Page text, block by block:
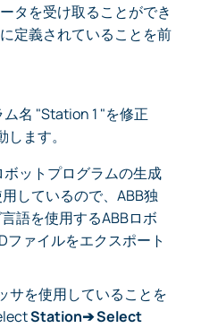
タを受け取ることができ
定義されていることを前
名 "Station 1 "を修正
ます。
ットプログラムの生成
しているので、ABB独
語を使用するABBロボ
ファイルをエクスポート
サを使用していることを
Station➔ Select